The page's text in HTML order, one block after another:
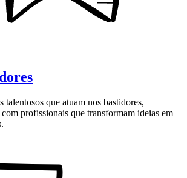
talentosos que atuam nos bastidores,
profissionais que transformam ideias em